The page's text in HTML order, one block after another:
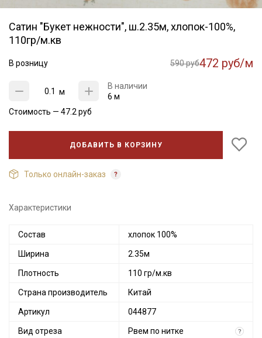
Сатин "Букет нежности", ш.2.35м, хлопок-100%,
110гр/м.кв
В розницу 590 руб472 руб/м
м
В наличии
6 м
Стоимость — 47.2 руб
ДОБАВИТЬ В КОРЗИНУ
Только онлайн-заказ
Характеристики
Состав хлопок 100%
Ширина 2.35м
Плотность 110 гр/м.кв
Страна производитель Китай
Артикул 044877
Вид отреза Рвем по нитке ?